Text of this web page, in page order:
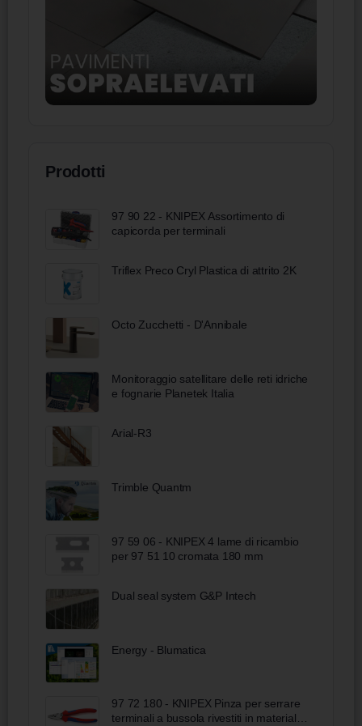
Prodotti
97 90 22 - KNIPEX Assortimento di
capicorda per terminali
Triflex Preco Cryl Plastica di attrito 2K
Octo Zucchetti - D'Annibale
Monitoraggio satellitare delle reti idriche
e fognarie Planetek Italia
Arial-R3
Trimble Quantm
97 59 06 - KNIPEX 4 lame di ricambio
per 97 51 10 cromata 180 mm
Dual seal system G&P Intech
Energy - Blumatica
97 72 180 - KNIPEX Pinza per serrare
terminali a bussola rivestiti in materiale